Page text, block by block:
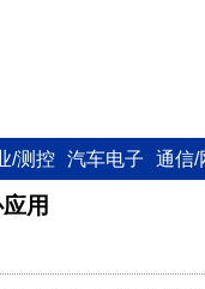
/测控 汽车电子 通信/
用